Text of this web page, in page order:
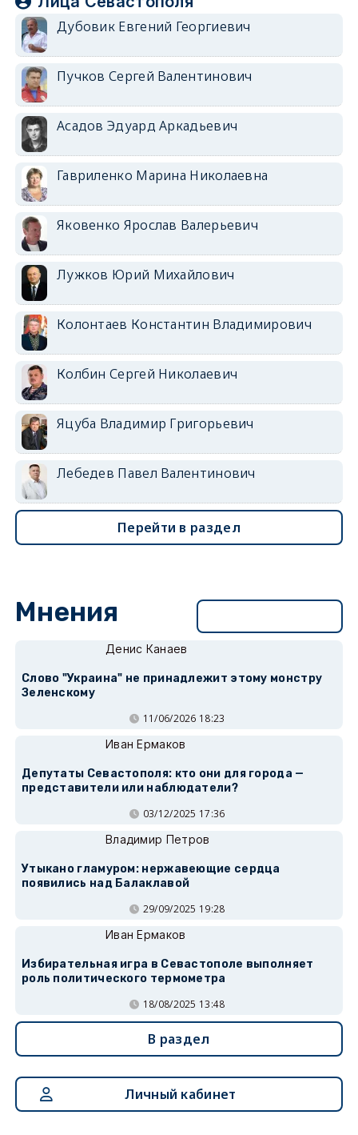
Дубовик Евгений Георгиевич
Пучков Сергей Валентинович
Асадов Эдуард Аркадьевич
Гавриленко Марина Николаевна
Яковенко Ярослав Валерьевич
Лужков Юрий Михайлович
Колонтаев Константин Владимирович
Колбин Сергей Николаевич
Яцуба Владимир Григорьевич
Лебедев Павел Валентинович
Перейти в раздел
Мнения
Денис Канаев
Слово "Украина" не принадлежит этому монстру
Зеленскому
11/06/2026 18:23
Иван Ермаков
Депутаты Севастополя: кто они для города —
представители или наблюдатели?
03/12/2025 17:36
Владимир Петров
Утыкано гламуром: нержавеющие сердца
появились над Балаклавой
29/09/2025 19:28
Иван Ермаков
Избирательная игра в Севастополе выполняет
роль политического термометра
18/08/2025 13:48
В раздел
Личный кабинет